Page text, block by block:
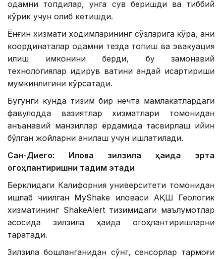
одамни топдилар, унга сув беришди ва тиббий
кўрик учун олиб кетишди.
Ёнғин хизмати ходимларининг сўзларига кўра, аниқ
координаталар одамни тезда топиш ва эвакуация
қилиш имконини берди, бу замонавий
технологиялар қидирув вақтини қандай қисқартириши
мумкинлигини кўрсатади.
Бугунги кунда тизим бир нечта мамлакатлардаги
фавқулодда вазиятлар хизматлари томонидан
анъанавий манзиллар ёрдамида тасвирлаш қийин
бўлган жойларни аниқлаш учун ишлатилади.
Сан-Диего: Илова зилзила ҳақида эрта
огоҳлантиришни тақдим этади
Берклидаги Калифорния университети томонидан
ишлаб чиқилган MyShake иловаси АҚШ Геологик
хизматининг ShakeAlert тизимидаги маълумотлар
асосида зилзила ҳақида огоҳлантиришларни
тарқатади.
Зилзила бошланганидан сўнг, сенсорлар тармоғи